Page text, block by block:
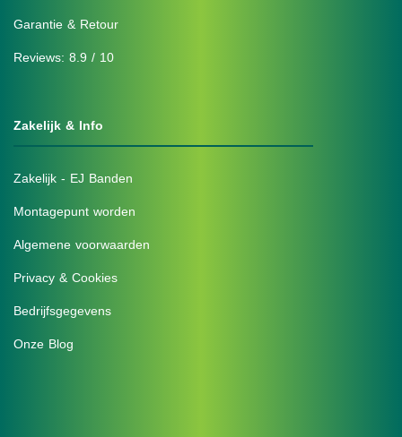
Garantie & Retour
Reviews: 8.9 / 10
Zakelijk & Info
Zakelijk - EJ Banden
Montagepunt worden
Algemene voorwaarden
Privacy & Cookies
Bedrijfsgegevens
Onze Blog